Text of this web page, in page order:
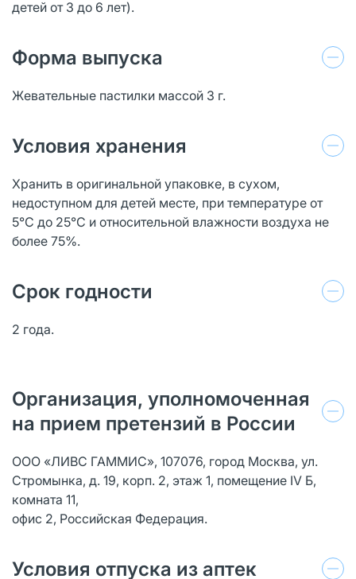
детей от 3 до 6 лет).
Форма выпуска
Жевательные пастилки массой 3 г.
Условия хранения
Хранить в оригинальной упаковке, в сухом,
недоступном для детей месте, при температуре от
5°С до 25°С и относительной влажности воздуха не
более 75%.
Срок годности
2 года.
Организация, уполномоченная
на прием претензий в России
ООО «ЛИВС ГАММИС», 107076, город Москва, ул.
Стромынка, д. 19, корп. 2, этаж 1, помещение IV Б,
комната 11,
офис 2, Российская Федерация.
Условия отпуска из аптек